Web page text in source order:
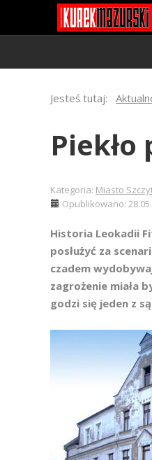
Jesteś tutaj:
Kategoria: Miasto
Opublikowano:
Historia Leokadii
posłużyć za
czadem
zagrożenie miała
godzi się jeden z